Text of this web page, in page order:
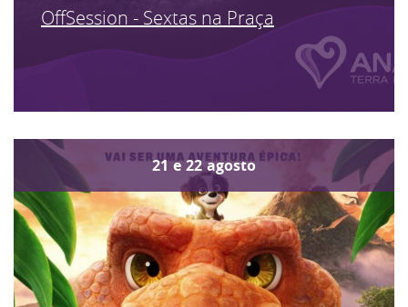
OffSession - Sextas na Praça
21 e 22 agosto